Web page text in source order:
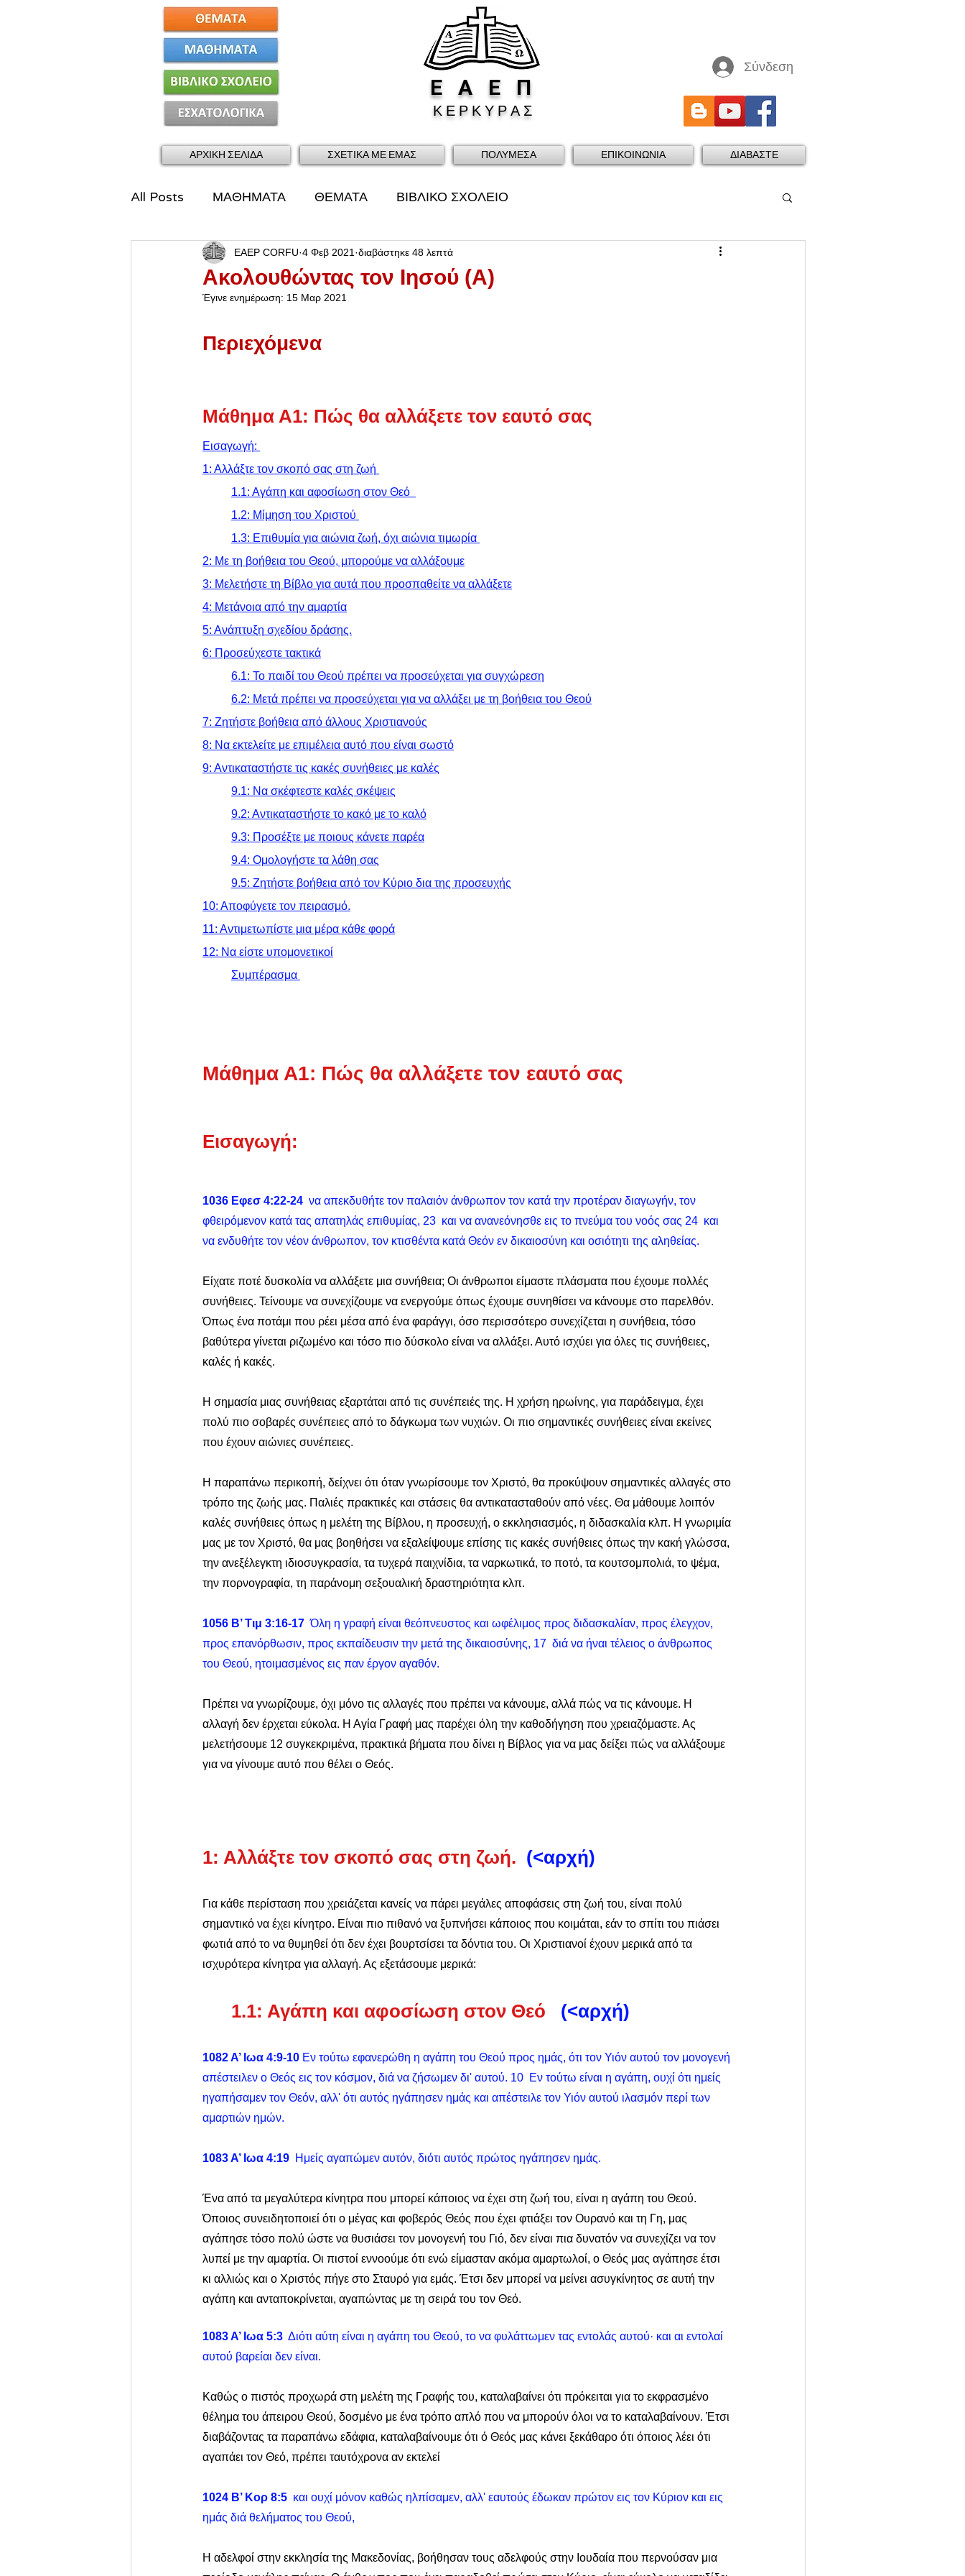
Ε Α Ε Π
Κ Ε Ρ Κ Υ Ρ Α Σ
Σύνδεση
ΑΡΧΙΚΗ ΣΕΛΙΔΑ ΣΧΕΤΙΚΑ ΜΕ ΕΜΑΣ ΠΟΛΥΜΕΣΑ ΕΠΙΚΟΙΝΩΝΙΑ ΔΙΑΒΑΣΤΕ
All Posts ΜΑΘΗΜΑΤΑ ΘΕΜΑΤΑ ΒΙΒΛΙΚΟ ΣΧΟΛΕΙΟ
Ακολουθώντας τον Ιησού (Α)
EAEP CORFU 4 Φεβ 2021 διαβάστηκε 48 λεπτά
Έγινε ενημέρωση: 15 Μαρ 2021
Περιεχόμενα
Μάθημα Α1: Πώς θα αλλάξετε τον εαυτό σας
Εισαγωγή:
1: Αλλάξτε τον σκοπό σας στη ζωή
	1.1: Αγάπη και αφοσίωση στον Θεό
1.2: Μίμηση του Χριστού
	1.3: Επιθυμία για αιώνια ζωή, όχι αιώνια τιμωρία
2: Με τη βοήθεια του Θεού, μπορούμε να αλλάξουμε
3: Μελετήστε τη Βίβλο για αυτά που προσπαθείτε να αλλάξετε
4: Μετάνοια από την αμαρτία
5: Ανάπτυξη σχεδίου δράσης.
6: Προσεύχεστε τακτικά
	6.1: Το παιδί του Θεού πρέπει να προσεύχεται για συγχώρεση
	6.2: Μετά πρέπει να προσεύχεται για να αλλάξει με τη βοήθεια του Θεού
7: Ζητήστε βοήθεια από άλλους Χριστιανούς
8: Να εκτελείτε με επιμέλεια αυτό που είναι σωστό
9: Αντικαταστήστε τις κακές συνήθειες με καλές
	9.1: Να σκέφτεστε καλές σκέψεις
	9.2: Αντικαταστήστε το κακό με το καλό
	9.3: Προσέξτε με ποιους κάνετε παρέα
	9.4: Ομολογήστε τα λάθη σας
	9.5: Ζητήστε βοήθεια από τον Κύριο δια της προσευχής
10: Αποφύγετε τον πειρασμό.
11: Αντιμετωπίστε μια μέρα κάθε φορά
12: Να είστε υπομονετικοί
Συμπέρασμα
Μάθημα Α1: Πώς θα αλλάξετε τον εαυτό σας
Εισαγωγή:
1036 Εφεσ 4:22-24
  να απεκδυθήτε τον παλαιόν άνθρωπον τον κατά την προτέραν διαγωγήν, τον
φθειρόμενον κατά τας απατηλάς επιθυμίας, 23  και να ανανεόνησθε εις το πνεύμα του νοός σας 24  και
να ενδυθήτε τον νέον άνθρωπον, τον κτισθέντα κατά Θεόν εν δικαιοσύνη και οσιότητι της αληθείας.
Είχατε ποτέ δυσκολία να αλλάξετε μια συνήθεια; Οι άνθρωποι είμαστε πλάσματα που έχουμε πολλές
συνήθειες. Τείνουμε να συνεχίζουμε να ενεργούμε όπως έχουμε συνηθίσει να κάνουμε στο παρελθόν.
Όπως ένα ποτάμι που ρέει μέσα από ένα φαράγγι, όσο περισσότερο συνεχίζεται η συνήθεια, τόσο
βαθύτερα γίνεται ριζωμένο και τόσο πιο δύσκολο είναι να αλλάξει. Αυτό ισχύει για όλες τις συνήθειες,
καλές ή κακές.
Η σημασία μιας συνήθειας εξαρτάται από τις συνέπειές της. Η χρήση ηρωίνης, για παράδειγμα, έχει
πολύ πιο σοβαρές συνέπειες από το δάγκωμα των νυχιών. Οι πιο σημαντικές συνήθειες είναι εκείνες
που έχουν αιώνιες συνέπειες.
Η παραπάνω περικοπή, δείχνει ότι όταν γνωρίσουμε τον Χριστό, θα προκύψουν σημαντικές αλλαγές στο
τρόπο της ζωής μας. Παλιές πρακτικές και στάσεις θα αντικατασταθούν από νέες. Θα μάθουμε λοιπόν
καλές συνήθειες όπως η μελέτη της Βίβλου, η προσευχή, ο εκκλησιασμός, η διδασκαλία κλπ. Η γνωριμία
μας με τον Χριστό, θα μας βοηθήσει να εξαλείψουμε επίσης τις κακές συνήθειες όπως την κακή γλώσσα,
την ανεξέλεγκτη ιδιοσυγκρασία, τα τυχερά παιχνίδια, τα ναρκωτικά, το ποτό, τα κουτσομπολιά, το ψέμα,
την πορνογραφία, τη παράνομη σεξουαλική δραστηριότητα κλπ.
1056 Β’ Τιμ 3:16-17
  Όλη η γραφή είναι θεόπνευστος και ωφέλιμος προς διδασκαλίαν, προς έλεγχον,
προς επανόρθωσιν, προς εκπαίδευσιν την μετά της δικαιοσύνης, 17  διά να ήναι τέλειος ο άνθρωπος
του Θεού, ητοιμασμένος εις παν έργον αγαθόν.
Πρέπει να γνωρίζουμε, όχι μόνο τις αλλαγές που πρέπει να κάνουμε, αλλά πώς να τις κάνουμε. Η
αλλαγή δεν έρχεται εύκολα. Η Αγία Γραφή μας παρέχει όλη την καθοδήγηση που χρειαζόμαστε. Ας
μελετήσουμε 12 συγκεκριμένα, πρακτικά βήματα που δίνει η Βίβλος για να μας δείξει πώς να αλλάξουμε
για να γίνουμε αυτό που θέλει ο Θεός.
1: Αλλάξτε τον σκοπό σας στη ζωή. (<αρχή)
Για κάθε περίσταση που χρειάζεται κανείς να πάρει μεγάλες αποφάσεις στη ζωή του, είναι πολύ
σημαντικό να έχει κίνητρο. Είναι πιο πιθανό να ξυπνήσει κάποιος που κοιμάται, εάν το σπίτι του πιάσει
φωτιά από το να θυμηθεί ότι δεν έχει βουρτσίσει τα δόντια του. Οι Χριστιανοί έχουν μερικά από τα
ισχυρότερα κίνητρα για αλλαγή. Ας εξετάσουμε μερικά:
1.1: Αγάπη και αφοσίωση στον Θεό (<αρχή)
1082 Α’ Ιωα 4:9-10 Εν τούτω εφανερώθη η αγάπη του Θεού προς ημάς, ότι τον Υιόν αυτού τον μονογενή
απέστειλεν ο Θεός εις τον κόσμον, διά να ζήσωμεν δι' αυτού. 10  Εν τούτω είναι η αγάπη, ουχί ότι ημείς
ηγαπήσαμεν τον Θεόν, αλλ' ότι αυτός ηγάπησεν ημάς και απέστειλε τον Υιόν αυτού ιλασμόν περί των
αμαρτιών ημών.
1083 Α’ Ιωα 4:19
  Ημείς αγαπώμεν αυτόν, διότι αυτός πρώτος ηγάπησεν ημάς.
Ένα από τα μεγαλύτερα κίνητρα που μπορεί κάποιος να έχει στη ζωή του, είναι η αγάπη του Θεού.
Όποιος συνειδητοποιεί ότι ο μέγας και φοβερός Θεός που έχει φτιάξει τον Ουρανό και τη Γη, μας
αγάπησε τόσο πολύ ώστε να θυσιάσει τον μονογενή του Γιό, δεν είναι πια δυνατόν να συνεχίζει να τον
λυπεί με την αμαρτία. Οι πιστοί εννοούμε ότι ενώ είμασταν ακόμα αμαρτωλοί, ο Θεός μας αγάπησε έτσι
κι αλλιώς και ο Χριστός πήγε στο Σταυρό για εμάς. Έτσι δεν μπορεί να μείνει ασυγκίνητος σε αυτή την
αγάπη και ανταποκρίνεται, αγαπώντας με τη σειρά του τον Θεό.
1083 Α’ Ιωα 5:3
  Διότι αύτη είναι η αγάπη του Θεού, το να φυλάττωμεν τας εντολάς αυτού· και αι εντολαί
αυτού βαρείαι δεν είναι.
Καθώς ο πιστός προχωρά στη μελέτη της Γραφής του, καταλαβαίνει ότι πρόκειται για το εκφρασμένο
θέλημα του άπειρου Θεού, δοσμένο με ένα τρόπο απλό που να μπορούν όλοι να το καταλαβαίνουν. Έτσι
διαβάζοντας τα παραπάνω εδάφια, καταλαβαίνουμε ότι ό Θεός μας κάνει ξεκάθαρο ότι όποιος λέει ότι
αγαπάει τον Θεό, πρέπει ταυτόχρονα αν εκτελεί
1024 Β’ Κορ 8:5
  και ουχί μόνον καθώς ηλπίσαμεν, αλλ' εαυτούς έδωκαν πρώτον εις τον Κύριον και εις
ημάς διά θελήματος του Θεού,
Η αδελφοί στην εκκλησία της Μακεδονίας, βοήθησαν τους αδελφούς στην Ιουδαία που περνούσαν μια